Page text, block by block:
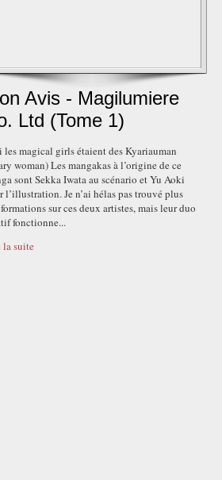
Avis - Magilumiere
Ltd (Tome 1)
les magical girls étaient des Kyariauman
woman) Les mangakas à l’origine de ce
sont Sekka Iwata au scénario et Yu Aoki
l’illustration. Je n’ai hélas pas trouvé plus
sur ces deux artistes, mais leur duo
fonctionne...
suite